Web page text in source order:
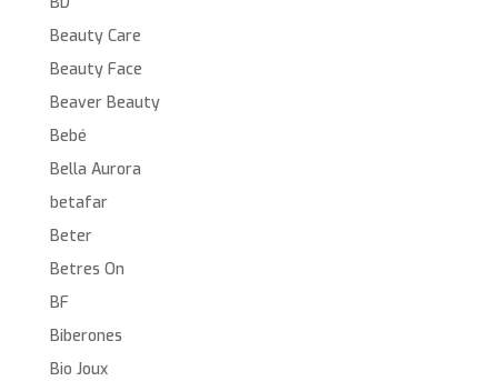
Beauty Care
Beauty Face
Beaver Beauty
Bebé
Bella Aurora
betafar
Beter
Betres On
BF
Biberones
Bio Joux